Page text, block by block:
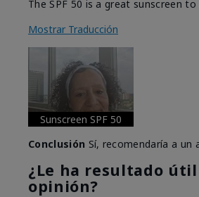
The SPF 50 is a great sunscreen
Mostrar Traducción
Sunscreen SPF 50
Conclusión Sí, recomendaría a un
¿Le ha resultado
opinión?